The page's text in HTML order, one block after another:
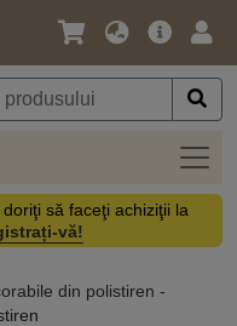
Limbă
Monedă
Meniul
să faceţi achiziţii la
vă!
din polistiren -